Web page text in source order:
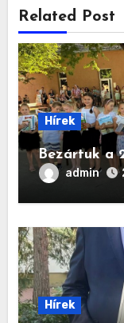
Related Post
Hírek
Bezártuk a
admin
Hírek